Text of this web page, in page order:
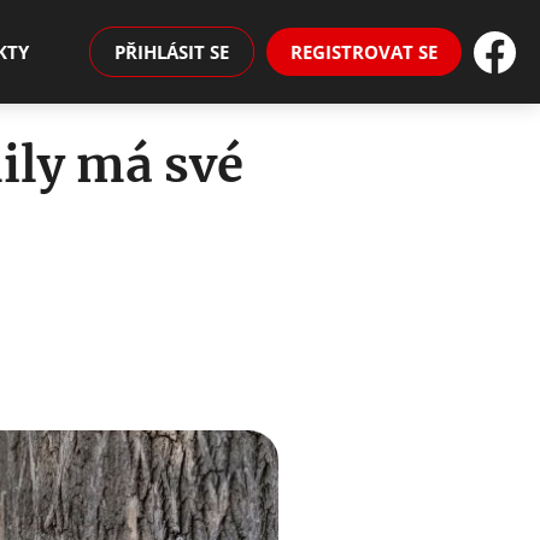
PŘIHLÁSIT SE REGISTROVAT SE
má své